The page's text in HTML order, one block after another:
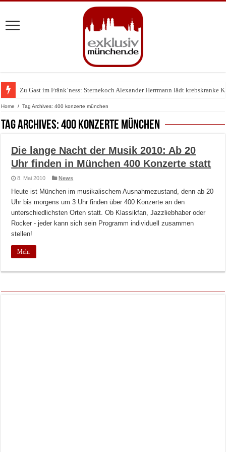
Zu Gast im Fränk’ness: Sternekoch Alexander Herrmann lädt krebskranke
Home / Tag Archives: 400 konzerte münchen
Tag Archives:400 konzerte münchen
Die lange Nacht der Musik 2010: Ab 20
Uhr finden in München 400 Konzerte statt
8. Mai 2010 News
Heute ist München im musikalischem Ausnahmezustand, denn ab 20
Uhr bis morgens um 3 Uhr finden über 400 Konzerte an den
unterschiedlichsten Orten statt. Ob Klassikfan, Jazzliebhaber oder
Rocker - jeder kann sich sein Programm individuell zusammen
stellen!
Mehr